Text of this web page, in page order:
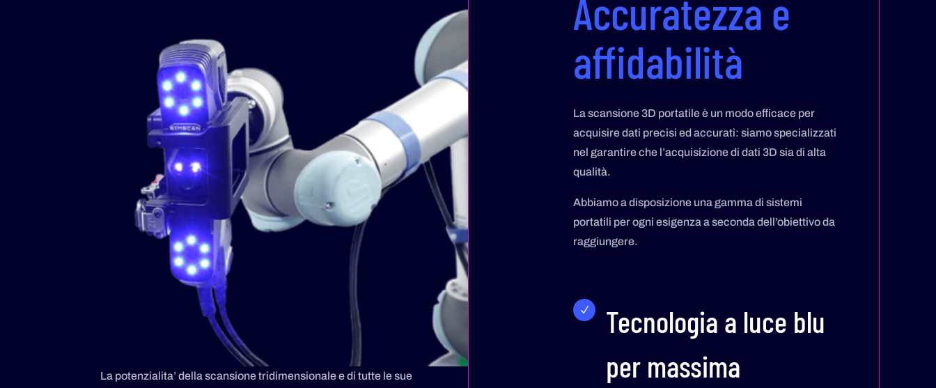
La potenzialita’ della scansione tridimensionale e di tutte le sue
Accuratezza e
affidabilità
La scansione 3D portatile è un modo efficace per
acquisire dati precisi ed accurati: siamo specializzati
nel garantire che l’acquisizione di dati 3D sia di alta
qualità.
Abbiamo a disposizione una gamma di sistemi
portatili per ogni esigenza a seconda dell’obiettivo da
raggiungere.
N
Tecnologia a luce blu
per massima